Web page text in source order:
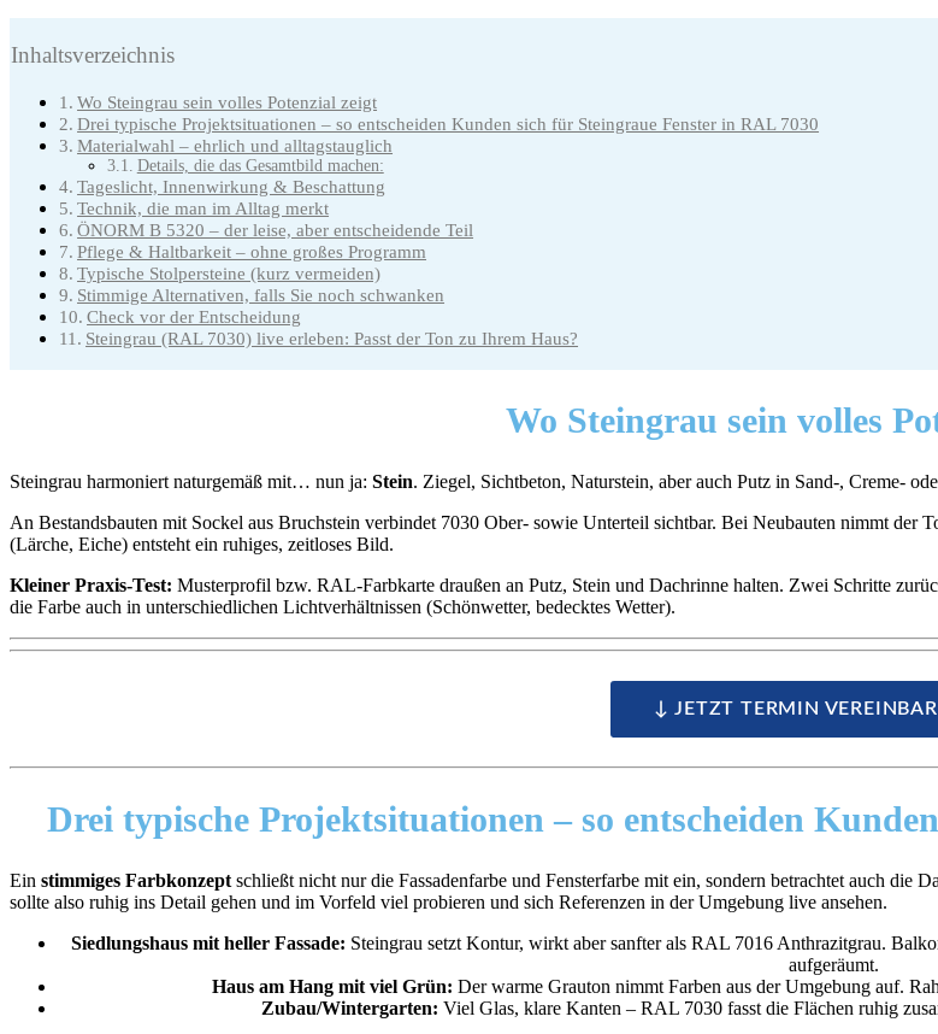
Inhaltsverzeichnis
Wo Steingrau sein volles Potenzial zeigt
Drei typische Projektsituationen – so entscheiden Kunden sich für Steingraue Fenster in RAL 7030
Materialwahl – ehrlich und alltagstauglich
Details, die das Gesamtbild machen:
Tageslicht, Innenwirkung & Beschattung
Technik, die man im Alltag merkt
ÖNORM B 5320 – der leise, aber entscheidende Teil
Pflege & Haltbarkeit – ohne großes Programm
Typische Stolpersteine (kurz vermeiden)
Stimmige Alternativen, falls Sie noch schwanken
Check vor der Entscheidung
Steingrau (RAL 7030) live erleben: Passt der Ton zu Ihrem Haus?
Wo Steingrau sein volles
Steingrau harmoniert naturgemäß mit… nun ja: Stein. Ziegel, Sichtbeton, Naturstein, aber auch Putz in Sand-, Creme-
An Bestandsbauten mit Sockel aus Bruchstein verbindet 7030 Ober- sowie Unterteil sichtbar. Bei Neubauten nimmt der
(Lärche, Eiche) entsteht ein ruhiges, zeitloses Bild.
Kleiner Praxis-Test: Musterprofil bzw. RAL-Farbkarte draußen an Putz, Stein und Dachrinne halten. Zwei Schritte
die Farbe auch in unterschiedlichen Lichtverhältnissen (Schönwetter, bedecktes Wetter).
↓ JETZT TERMIN
Drei typische Projektsituationen –so entscheiden
Ein stimmiges Farbkonzept schließt nicht nur die Fassadenfarbe und Fensterfarbe mit ein, sondern betrachtet auch die
sollte also ruhig ins Detail gehen und im Vorfeld viel probieren und sich Referenzen in der Umgebung live ansehen.
Siedlungshaus mit heller Fassade: Steingrau setzt Kontur, wirkt aber sanfter als RAL 7016 Anthrazitgrau.
aufgeräumt.
Haus am Hang mit viel Grün: Der warme Grauton nimmt Farben aus der Umgebung auf.
Zubau/Wintergarten: Viel Glas, klare Kanten – RAL 7030 fasst die Flächen ruhig